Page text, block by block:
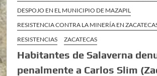
DESPOJO EN EL MUNICIPIO DE MAZAPIL
RESISTENCIA CONTRA LA MINERÍA EN
RESISTENCIAS
ZACATECAS
Habitantes de Salaverna
penalmente a Carlos Slim